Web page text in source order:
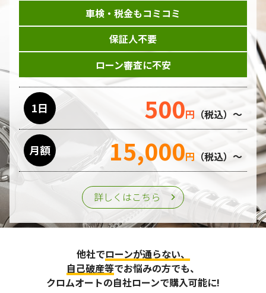
車検・税金もコミコミ
保証人不要
ローン審査に不安
1日 500円 （税込）～
月額 15,000円 （税込）～
詳しくはこちら
他社でローンが通らない、
自己破産等でお悩みの方でも、
クロムオートの自社ローンで購入可能に!